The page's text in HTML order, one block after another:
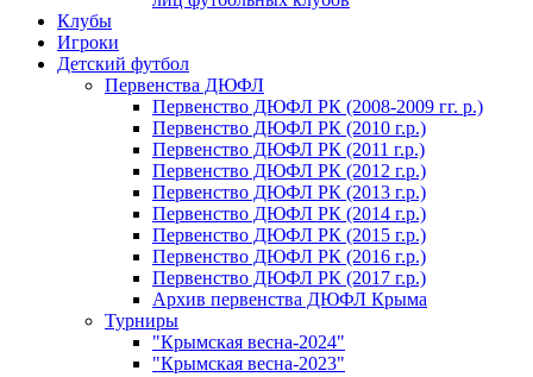
Клубы
Игроки
Детский футбол
Первенства ДЮФЛ
Первенство ДЮФЛ РК (2008-2009 гг. р.)
Первенство ДЮФЛ РК (2010 г.р.)
Первенство ДЮФЛ РК (2011 г.р.)
Первенство ДЮФЛ РК (2012 г.р.)
Первенство ДЮФЛ РК (2013 г.р.)
Первенство ДЮФЛ РК (2014 г.р.)
Первенство ДЮФЛ РК (2015 г.р.)
Первенство ДЮФЛ РК (2016 г.р.)
Первенство ДЮФЛ РК (2017 г.р.)
Архив первенства ДЮФЛ Крыма
Турниры
"Крымская весна-2024"
"Крымская весна-2023"